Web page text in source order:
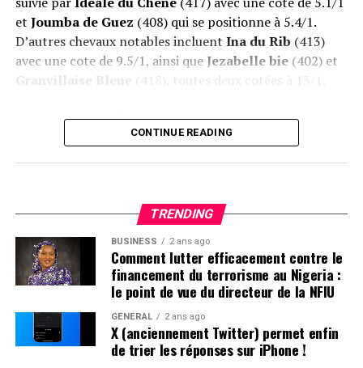
et Joumba de Guez (408) qui se positionne à 5.4/1.
D’autres chevaux notables incluent Ina du Rib (413)
avec une cote de 9.5/1, ainsi queJezabelle bie(402) et
Granvillaise Bleue
(418), toutes deux cotées à 13/1.
Opportunités de Paris
Services Proposés aux Parieurs
Partagez vos réflexions sur les chevaux que vous
suivez et recevez des notifications par email avant
leur course.
Consultez les analyses et pronostics d’experts en
courses pour toutes les compétitions à venir.
CONTINUE READING
TRENDING
BUSINESS 2 ans ago
Comment lutter efficacement contre le
financement du terrorisme au Nigeria :
le point de vue du directeur de la NFIU
GÉNÉRAL 2 ans ago
X (anciennement Twitter) permet enfin
de trier les réponses sur iPhone !